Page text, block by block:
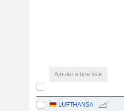
Ajouter à une liste
LUFTHANSA